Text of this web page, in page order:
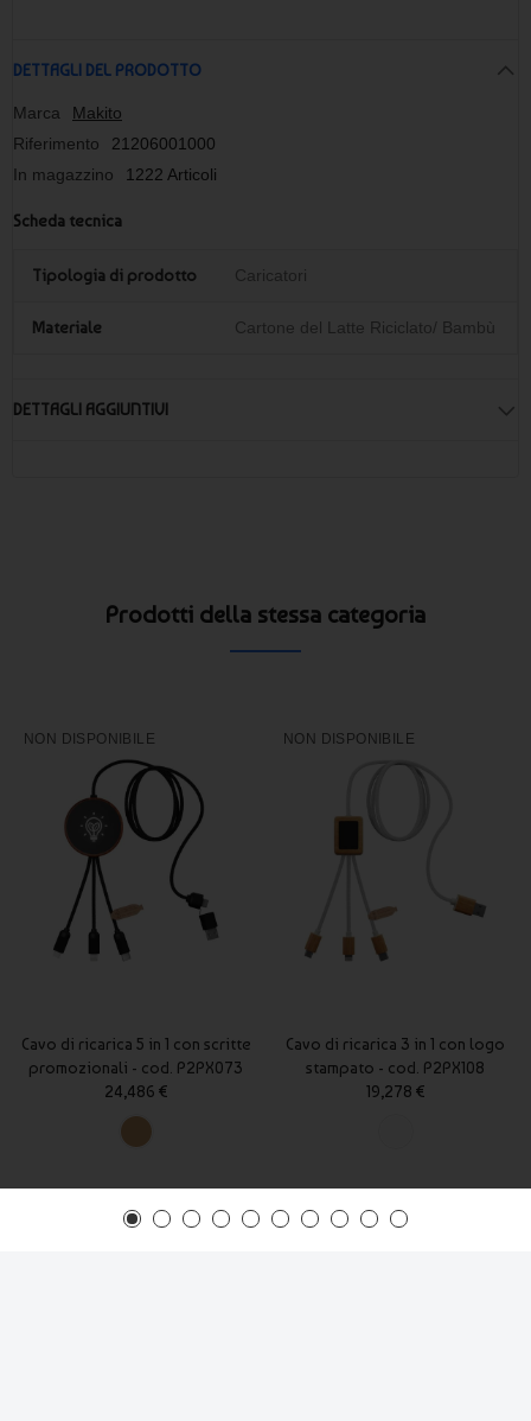
DETTAGLI DEL PRODOTTO
Marca
Makito
Riferimento
21206001000
In magazzino
1222 Articoli
Scheda tecnica
Tipologia di prodotto Caricatori
Materiale Cartone del Latte Riciclato/ Bambù
DETTAGLI AGGIUNTIVI
Prodotti della stessa categoria
NON DISPONIBILE
Cavo di ricarica 5 in 1 con scritte
promozionali - cod. P2PX073
24,486 €
NON DISPONIBILE
Cavo di ricarica 3 in 1 con logo
stampato - cod. P2PX108
19,278 €